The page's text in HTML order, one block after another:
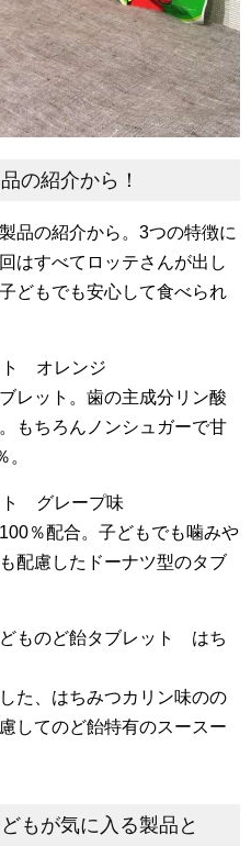
の紹介から！
品の紹介から。3つの特徴に
はすべてロッテさんが出し
どもでも安心して食べられ
ト オレンジ
レット。歯の主成分リン酸
もちろんノンシュガーで甘
ト グレープ味
％配合。子どもでも噛みや
配慮したドーナツ型のタブ
ものど飴タブレット はち
た、はちみつカリン味のの
してのど飴特有のスースー
もが気に入る製品と